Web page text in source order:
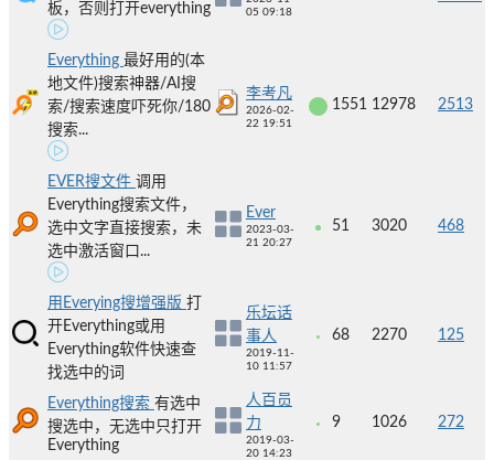
板，否则打开everything
05 09:18
Everything 最好用的(本
地文件)搜索神器/AI搜
索/搜索速度吓死你/180
搜索...
李考凡
2026-02-
22 19:51
1551 12978 2513
EVER搜文件 调用
Everything搜索文件，
选中文字直接搜索，未
选中激活窗口...
Ever
2023-03-
21 20:27
51 3020 468
用Everying搜增强版 打
开Everything或用
Everything软件快速查
找选中的词
乐坛话
事人
2019-11-
10 11:57
68 2270 125
Everything搜索 有选中
搜选中，无选中只打开
Everything
人百员
力
2019-03-
20 14:23
9 1026 272